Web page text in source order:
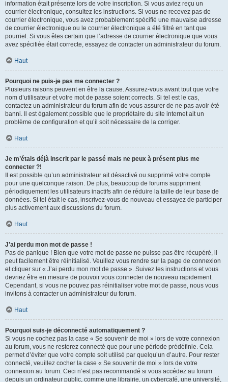
information était présente lors de votre inscription. Si vous aviez reçu un
courrier électronique, consultez les instructions. Si vous ne recevez pas de
courrier électronique, vous avez probablement spécifié une mauvaise adresse
de courrier électronique ou le courrier électronique a été filtré en tant que
pourriel. Si vous êtes certain que l’adresse de courrier électronique que vous
avez spécifiée était correcte, essayez de contacter un administrateur du forum.
Haut
Pourquoi ne puis-je pas me connecter ?
Plusieurs raisons peuvent en être la cause. Assurez-vous avant tout que votre
nom d’utilisateur et votre mot de passe soient corrects. Si tel est le cas,
contactez un administrateur du forum afin de vous assurer de ne pas avoir été
banni. Il est également possible que le propriétaire du site internet ait un
problème de configuration et qu’il soit nécessaire de la corriger.
Haut
Je m’étais déjà inscrit par le passé mais ne peux à présent plus me
connecter ?!
Il est possible qu’un administrateur ait désactivé ou supprimé votre compte
pour une quelconque raison. De plus, beaucoup de forums suppriment
périodiquement les utilisateurs inactifs afin de réduire la taille de leur base de
données. Si tel était le cas, inscrivez-vous de nouveau et essayez de participer
plus activement aux discussions du forum.
Haut
J’ai perdu mon mot de passe !
Pas de panique ! Bien que votre mot de passe ne puisse pas être récupéré, il
peut facilement être réinitialisé. Veuillez vous rendre sur la page de connexion
et cliquer sur « J’ai perdu mon mot de passe ». Suivez les instructions et vous
devriez être en mesure de pouvoir vous connecter de nouveau rapidement.
Cependant, si vous ne pouvez pas réinitialiser votre mot de passe, nous vous
invitons à contacter un administrateur du forum.
Haut
Pourquoi suis-je déconnecté automatiquement ?
Si vous ne cochez pas la case « Se souvenir de moi » lors de votre connexion
au forum, vous ne resterez connecté que pour une période prédéfinie. Cela
permet d’éviter que votre compte soit utilisé par quelqu’un d’autre. Pour rester
connecté, veuillez cocher la case « Se souvenir de moi » lors de votre
connexion au forum. Ceci n’est pas recommandé si vous accédez au forum
depuis un ordinateur public, comme une librairie, un cybercafé, une université,